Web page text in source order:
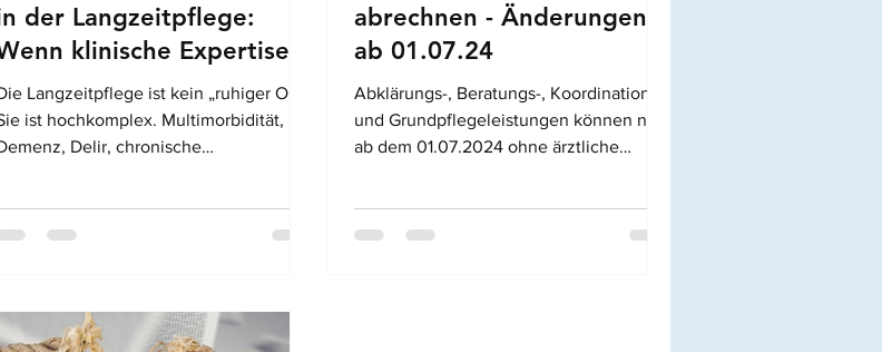
Pflegediagnostik
der Langzeitpflege:
klinische Expertise
Unterschied macht
Langzeitpflege ist kein „ruhiger Ort“.
ist hochkomplex. Multimorbidität,
Delir, chronische
und ethische
Und genau hier liegt mein
abrechnen - Änderungen
ab 01.07.24
Abklärungs-, Beratungs-, Koordinations-
und Grundpflegeleistungen können neu
ab dem 01.07.2024 ohne ärztliche